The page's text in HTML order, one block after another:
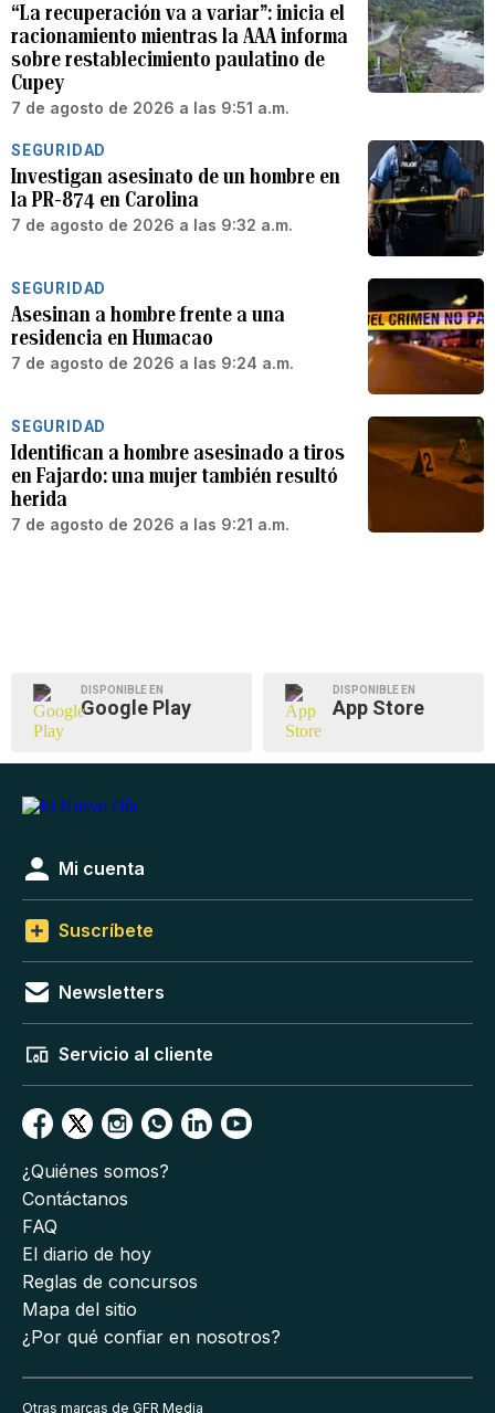
“La recuperación va a variar”: inicia el
racionamiento mientras la AAA informa
sobre restablecimiento paulatino de
Cupey
7 de agosto de 2026 a las 9:51 a.m.
SEGURIDAD
Investigan asesinato de un hombre en
la PR-874 en Carolina
7 de agosto de 2026 a las 9:32 a.m.
SEGURIDAD
Asesinan a hombre frente a una
residencia en Humacao
7 de agosto de 2026 a las 9:24 a.m.
SEGURIDAD
Identifican a hombre asesinado a tiros
en Fajardo: una mujer también resultó
herida
7 de agosto de 2026 a las 9:21 a.m.
DISPONIBLE EN
Google Play
DISPONIBLE EN
App Store
Mi cuenta
Suscríbete
Newsletters
Servicio al cliente
¿Quiénes somos?
Contáctanos
FAQ
El diario de hoy
Reglas de concursos
Mapa del sitio
¿Por qué confiar en nosotros?
Otras marcas de GFR Media